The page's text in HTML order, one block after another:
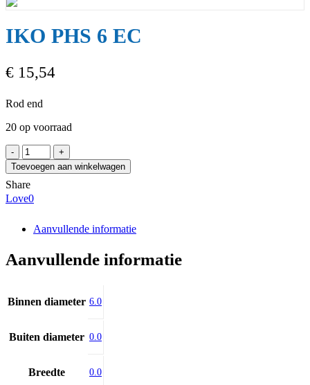
IKO PHS 6 EC
€ 15,54
Rod end
20 op voorraad
IKO
PHS
6
EC
aantal
Toevoegen aan winkelwagen
Share
Love0
Aanvullende informatie
Aanvullende informatie
Binnen diameter 6.0
Buiten diameter 0.0
Breedte 0.0